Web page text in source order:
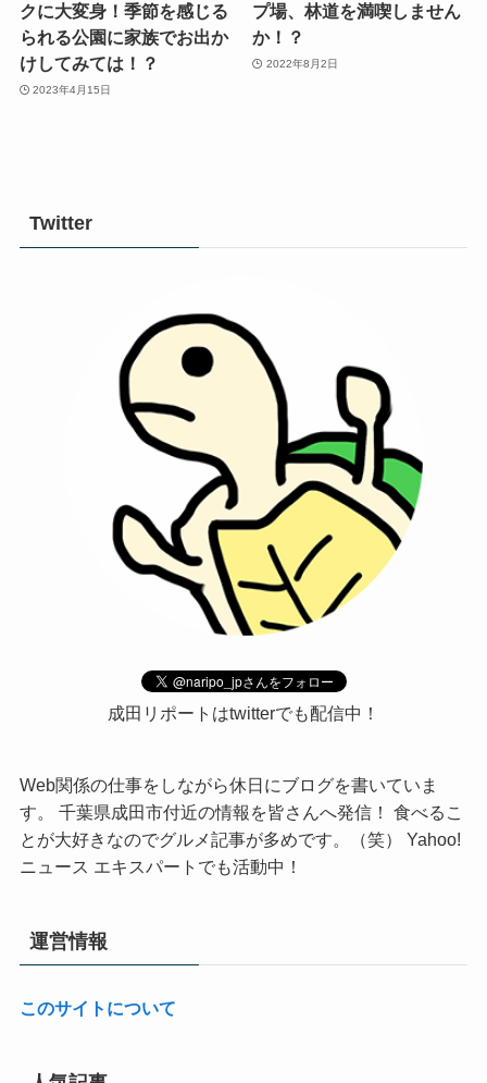
クに大変身！季節を感じる
られる公園に家族でお出か
けしてみては！？
2023年4月15日
プ場、林道を満喫しません
か！？
2022年8月2日
Twitter
成田リポートはtwitterでも配信中！
Web関係の仕事をしながら休日にブログを書いていま
す。 千葉県成田市付近の情報を皆さんへ発信！ 食べるこ
とが大好きなのでグルメ記事が多めです。（笑） Yahoo!
ニュース エキスパートでも活動中！
運営情報
このサイトについて